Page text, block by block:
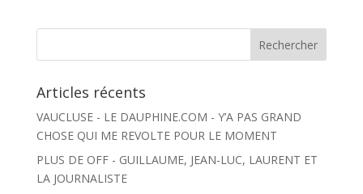
Articles récents
VAUCLUSE - LE DAUPHINE.COM - Y’A PAS GRAND
CHOSE QUI ME REVOLTE POUR LE MOMENT
PLUS DE OFF - GUILLAUME, JEAN-LUC, LAURENT ET
LA JOURNALISTE